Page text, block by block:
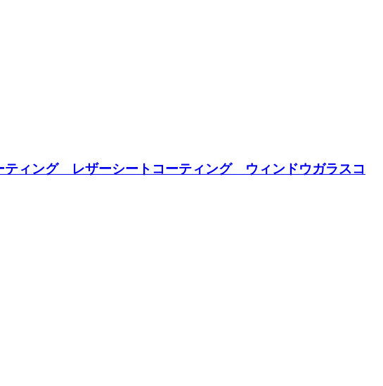
ィング レザーシートコーティング ウィンドウガラスコ